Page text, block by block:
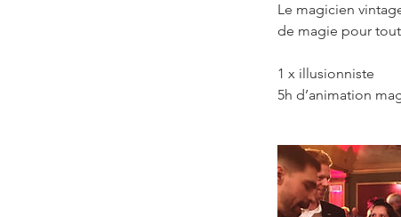
Le magicien
de magie pour
1 x illusionniste
5h d’animation